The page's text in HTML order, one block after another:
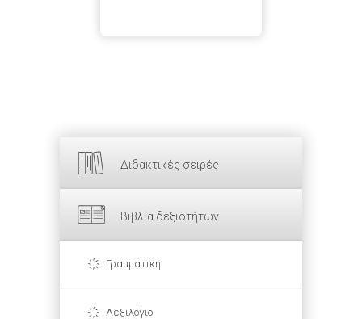
Διδακτικές σειρές
Βιβλία δεξιοτήτων
Γραμματική
Λεξιλόγιο